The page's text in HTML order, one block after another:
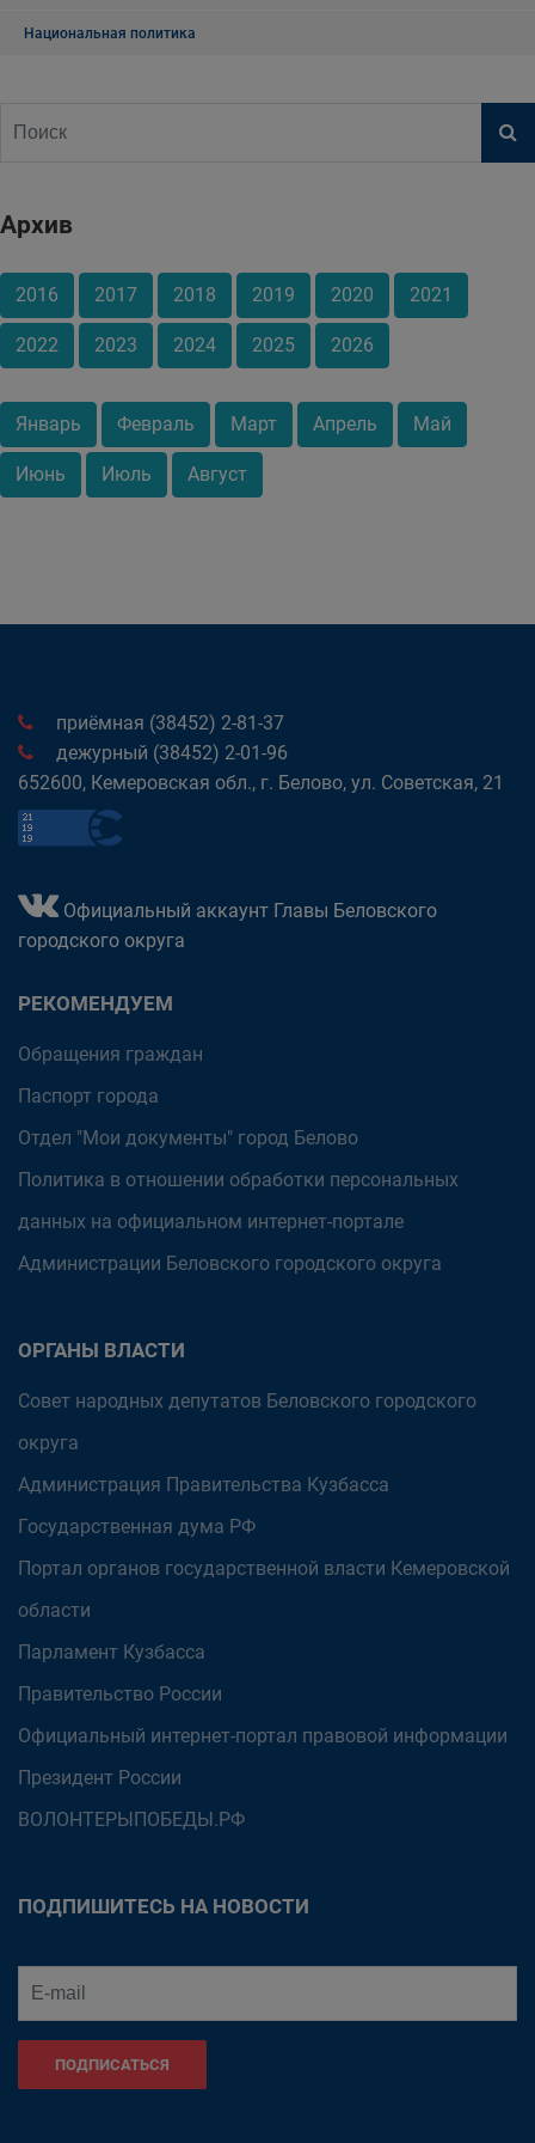
Национальная политика
Архив
2016 2017 2018 2019 2020 2021
2022 2023 2024 2025 2026
Январь Февраль Март Апрель Май
Июнь Июль Август
приёмная (38452) 2-81-37
дежурный (38452) 2-01-96
652600, Кемеровская обл., г. Белово, ул. Советская, 21
Официальный аккаунт Главы Беловского
городского округа
РЕКОМЕНДУЕМ
Обращения граждан
Паспорт города
Отдел "Мои документы" город Белово
Политика в отношении обработки персональных
данных на официальном интернет-портале
Администрации Беловского городского округа
ОРГАНЫ ВЛАСТИ
Совет народных депутатов Беловского городского
округа
Администрация Правительства Кузбасса
Государственная дума РФ
Портал органов государственной власти Кемеровской
области
Парламент Кузбасса
Правительство России
Официальный интернет-портал правовой информации
Президент России
ВОЛОНТЕРЫПОБЕДЫ.РФ
ПОДПИШИТЕСЬ НА НОВОСТИ
ПОДПИСАТЬСЯ